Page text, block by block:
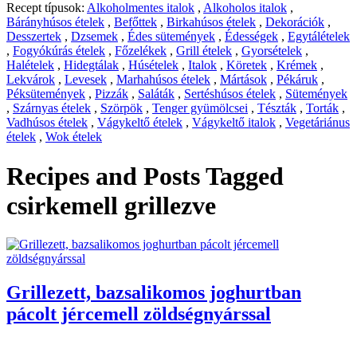
Recept típusok: Alkoholmentes italok , Alkoholos italok ,
Bárányhúsos ételek , Befőttek , Birkahúsos ételek , Dekorációk ,
Desszertek , Dzsemek , Édes sütemények , Édességek , Egytálételek
, Fogyókúrás ételek , Főzelékek , Grill ételek , Gyorsételek ,
Halételek , Hidegtálak , Húsételek , Italok , Köretek , Krémek ,
Lekvárok , Levesek , Marhahúsos ételek , Mártások , Pékáruk ,
Péksütemények , Pizzák , Saláták , Sertéshúsos ételek , Sütemények
, Szárnyas ételek , Szörpök , Tenger gyümölcsei , Tészták , Torták ,
Vadhúsos ételek , Vágykeltő ételek , Vágykeltő italok , Vegetáriánus
ételek , Wok ételek
Recipes and Posts Tagged
csirkemell grillezve
Grillezett, bazsalikomos joghurtban
pácolt jércemell zöldségnyárssal